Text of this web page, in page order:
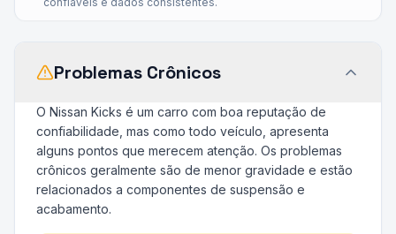
Problemas Crônicos
O Nissan Kicks é um carro com boa reputação de
confiabilidade, mas como todo veículo, apresenta
alguns pontos que merecem atenção. Os problemas
crônicos geralmente são de menor gravidade e estão
relacionados a componentes de suspensão e
acabamento.